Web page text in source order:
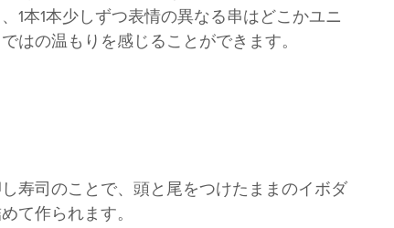
1本1本少しずつ表情の異なる串はどこかユニ
はの温もりを感じることができます。
寿司のことで、頭と尾をつけたままのイボダ
て作られます。